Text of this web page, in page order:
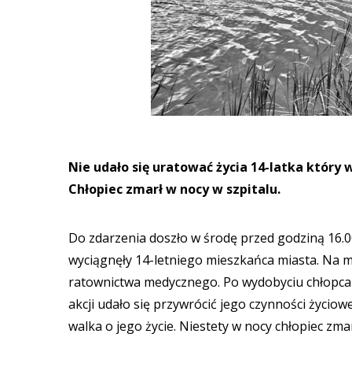
Nie udało się uratować życia 14-latka który
Chłopiec zmarł w nocy w szpitalu.
Do zdarzenia doszło w środę przed godziną
wyciągnęły 14-letniego mieszkańca miasta. Na
ratownictwa medycznego. Po wydobyciu
akcji udało się przywrócić jego czynności
walka o jego życie. Niestety w nocy chłopiec